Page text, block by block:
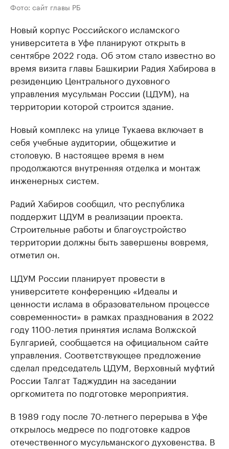
Фото: сайт главы РБ
Новый корпус Российского исламского
университета в Уфе планируют открыть в
сентябре 2022 года. Об этом стало известно во
время визита главы Башкирии Радия Хабирова в
резиденцию Центрального духовного
управления мусульман России (ЦДУМ), на
территории которой строится здание.
Новый комплекс на улице Тукаева включает в
себя учебные аудитории, общежитие и
столовую. В настоящее время в нем
продолжаются внутренняя отделка и монтаж
инженерных систем.
Радий Хабиров сообщил, что республика
поддержит ЦДУМ в реализации проекта.
Строительные работы и благоустройство
территории должны быть завершены вовремя,
отметил он.
ЦДУМ России планирует провести в
университете конференцию «Идеалы и
ценности ислама в образовательном процессе
современности» в рамках празднования в 2022
году 1100-летия принятия ислама Волжской
Булгарией, сообщается на официальном сайте
управления. Соответствующее предложение
сделал председатель ЦДУМ, Верховный муфтий
России Талгат Таджуддин на заседании
оргкомитета по подготовке мероприятия.
В 1989 году после 70-летнего перерыва в Уфе
открылось медресе по подготовке кадров
отечественного мусульманского духовенства. В